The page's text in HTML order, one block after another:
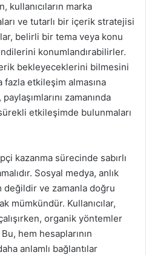
kullanıcıların marka
ve tutarlı bir içerik stratejisi
belirli bir tema veya konu
konumlandırabilirler.
bekleyeceklerini bilmesini
fazla etkileşim almasına
zamanında
etkileşimde bulunmaları
kazanma sürecinde sabırlı
Sosyal medya, anlık
ve zamanla doğru
mümkündür. Kullanıcılar,
organik yöntemler
hem hesaplarının
anlamlı bağlantılar